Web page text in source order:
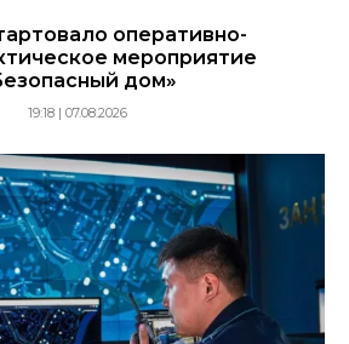
оперативно-
мероприятие
дом»
19:18 | 07.08.2026